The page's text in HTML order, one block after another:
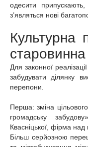
одесити
з’являться нові
Культурна
старовинна
Для законної
забудувати ділянку
перепони.
Перша: зміна
громадську
Квасніцької, фірма
Більш серйозною